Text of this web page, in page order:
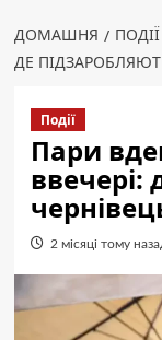
ДОМАШНЯ ПОДІЇ
ДЕ
Події
Пари
ввечері:
2 місяці тому